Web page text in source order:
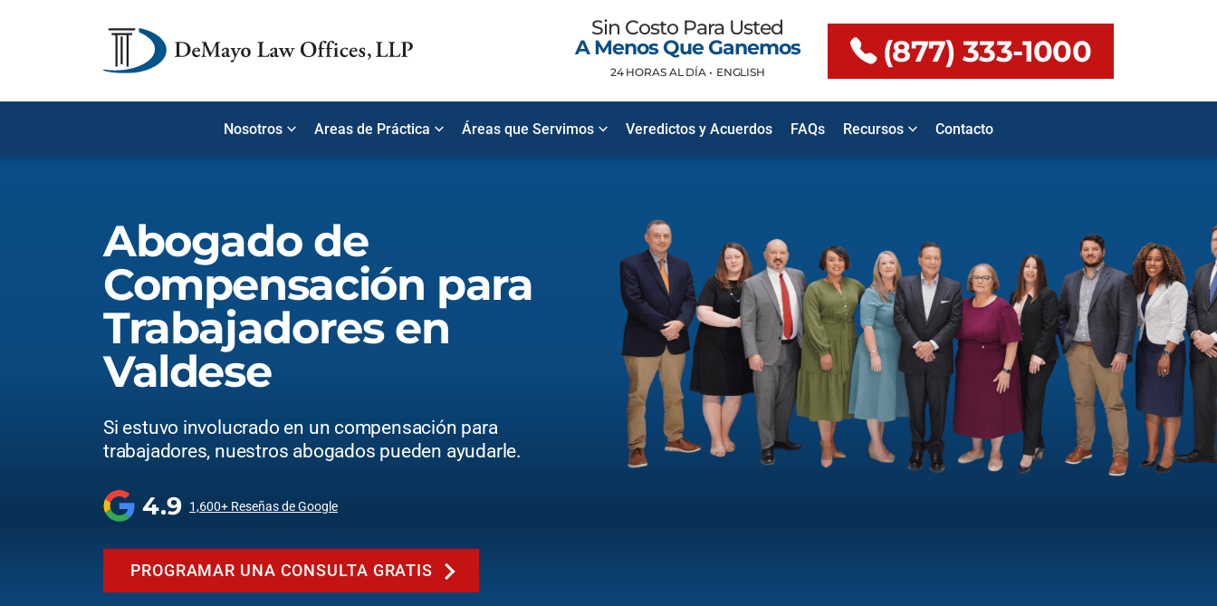
Sin Costo Para Usted
A Menos Que Ganemos
24 HORAS AL DÍA • ENGLISH
(877) 333-1000
Nosotros Areas de Práctica Áreas que Servimos Veredictos y Acuerdos FAQs Recursos Contacto
Abogado de
Compensación para
Trabajadores en
Valdese
Si estuvo involucrado en un compensación para
trabajadores, nuestros abogados pueden ayudarle.
4.9 1,600+ Reseñas de Google
PROGRAMAR UNA CONSULTA GRATIS